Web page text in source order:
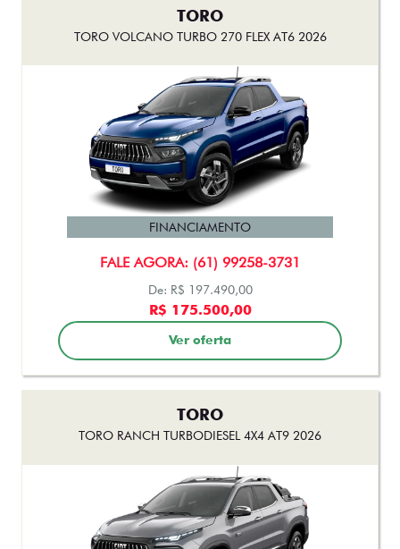
TORO
TORO VOLCANO TURBO 270 FLEX AT6 2026
FALE AGORA: (61) 99258-3731
FINANCIAMENTO
De: R$ 197.490,00
R$ 175.500,00
Ver oferta
TORO
TORO RANCH TURBODIESEL 4X4 AT9 2026